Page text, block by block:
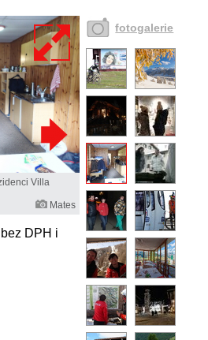
Villa
Mates
DPH i
fotogalerie